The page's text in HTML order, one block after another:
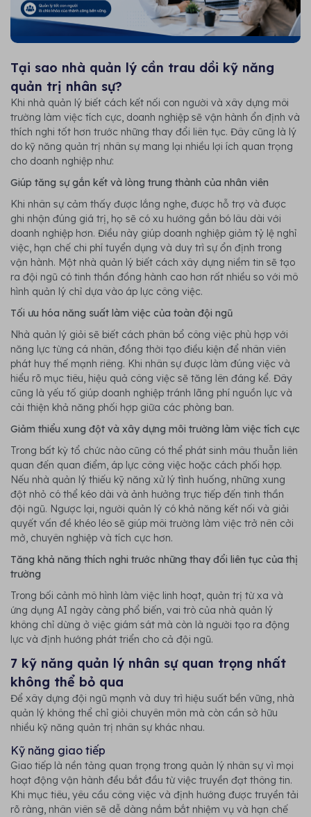
Tại sao nhà quản lý cần trau dồi kỹ năng
quản trị nhân sự?
Khi nhà quản lý biết cách kết nối con người và xây dựng môi
trường làm việc tích cực, doanh nghiệp sẽ vận hành ổn định và
thích nghi tốt hơn trước những thay đổi liên tục. Đây cũng là lý
do kỹ năng quản trị nhân sự mang lại nhiều lợi ích quan trọng
cho doanh nghiệp như:
Giúp tăng sự gắn kết và lòng trung thành của nhân viên
Khi nhân sự cảm thấy được lắng nghe, được hỗ trợ và được
ghi nhận đúng giá trị, họ sẽ có xu hướng gắn bó lâu dài với
doanh nghiệp hơn. Điều này giúp doanh nghiệp giảm tỷ lệ nghỉ
việc, hạn chế chi phí tuyển dụng và duy trì sự ổn định trong
vận hành. Một nhà quản lý biết cách xây dựng niềm tin sẽ tạo
ra đội ngũ có tinh thần đồng hành cao hơn rất nhiều so với mô
hình quản lý chỉ dựa vào áp lực công việc.
Tối ưu hóa năng suất làm việc của toàn đội ngũ
Nhà quản lý giỏi sẽ biết cách phân bổ công việc phù hợp với
năng lực từng cá nhân, đồng thời tạo điều kiện để nhân viên
phát huy thế mạnh riêng. Khi nhân sự được làm đúng việc và
hiểu rõ mục tiêu, hiệu quả công việc sẽ tăng lên đáng kể. Đây
cũng là yếu tố giúp doanh nghiệp tránh lãng phí nguồn lực và
cải thiện khả năng phối hợp giữa các phòng ban.
Giảm thiểu xung đột và xây dựng môi trường làm việc tích cực
Trong bất kỳ tổ chức nào cũng có thể phát sinh mâu thuẫn liên
quan đến quan điểm, áp lực công việc hoặc cách phối hợp.
Nếu nhà quản lý thiếu kỹ năng xử lý tình huống, những xung
đột nhỏ có thể kéo dài và ảnh hưởng trực tiếp đến tinh thần
đội ngũ. Ngược lại, người quản lý có khả năng kết nối và giải
quyết vấn đề khéo léo sẽ giúp môi trường làm việc trở nên cởi
mở, chuyên nghiệp và tích cực hơn.
Tăng khả năng thích nghi trước những thay đổi liên tục của thị
trường
Trong bối cảnh mô hình làm việc linh hoạt, quản trị từ xa và
ứng dụng AI ngày càng phổ biến, vai trò của nhà quản lý
không chỉ dừng ở việc giám sát mà còn là người tạo ra động
lực và định hướng phát triển cho cả đội ngũ.
7 kỹ năng quản lý nhân sự quan trọng nhất
không thể bỏ qua
Để xây dựng đội ngũ mạnh và duy trì hiệu suất bền vững, nhà
quản lý không thể chỉ giỏi chuyên môn mà còn cần sở hữu
nhiều kỹ năng quản trị nhân sự khác nhau.
Kỹ năng giao tiếp
Giao tiếp là nền tảng quan trọng trong quản lý nhân sự vì mọi
hoạt động vận hành đều bắt đầu từ việc truyền đạt thông tin.
Khi mục tiêu, yêu cầu công việc và định hướng được truyền tải
rõ ràng, nhân viên sẽ dễ dàng nắm bắt nhiệm vụ và hạn chế